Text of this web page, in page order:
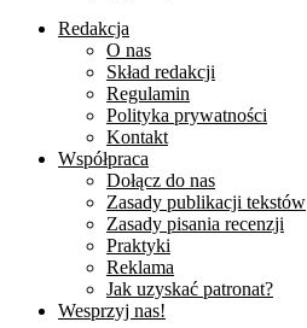
Redakcja
O nas
Skład redakcji
Regulamin
Polityka prywatności
Kontakt
Współpraca
Dołącz do nas
Zasady publikacji tekstów
Zasady pisania recenzji
Praktyki
Reklama
Jak uzyskać patronat?
Wesprzyj nas!